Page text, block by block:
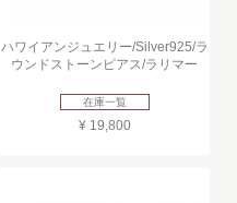
ハワイアンジュエリー/Silver925/ラ
ウンドストーンピアス/ラリマー
在庫一覧
¥ 19,800